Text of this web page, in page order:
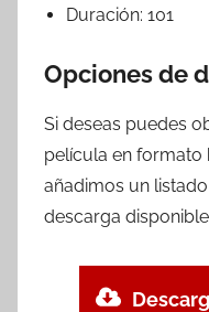
Duración: 101
Opciones de
Si deseas puedes
película en formato
añadimos un
descarga